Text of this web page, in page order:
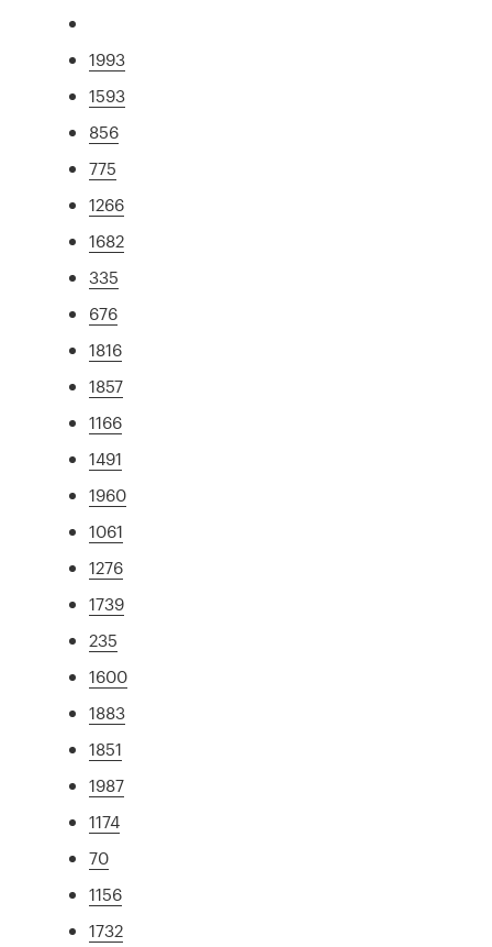
1993
1593
856
775
1266
1682
335
676
1816
1857
1166
1491
1960
1061
1276
1739
235
1600
1883
1851
1987
1174
70
1156
1732